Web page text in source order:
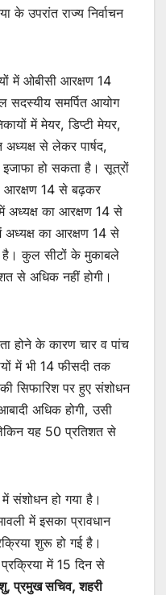
के उपरांत राज्य निर्वाचन
में ओबीसी आरक्षण 14
सदस्यीय समर्पित आयोग
में मेयर, डिप्टी मेयर,
अध्यक्ष से लेकर पार्षद,
हो सकता है। सूत्रों
आरक्षण 14 से बढ़कर
अध्यक्ष का आरक्षण 14 से
का आरक्षण 14 से
कुल सीटों के मुकाबले
से अधिक नहीं होगी।
होने के कारण चार व पांच
में भी 14 फीसदी तक
सिफारिश पर हुए संशोधन
अधिक होगी, उसी
लेकिन यह 50 प्रतिशत से
संशोधन हो गया है।
में इसका प्रावधान
शुरू हो गई है।
में 15 दिन से
प्रमुख सचिव, शहरी